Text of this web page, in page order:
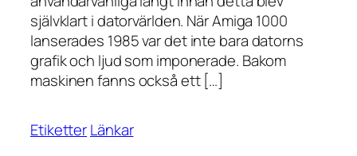
självklart i datorvärlden. När Amiga 1000
lanserades 1985 var det inte bara datorns
grafik och ljud som imponerade. Bakom
maskinen fanns också ett […]
EtiketterLänkar